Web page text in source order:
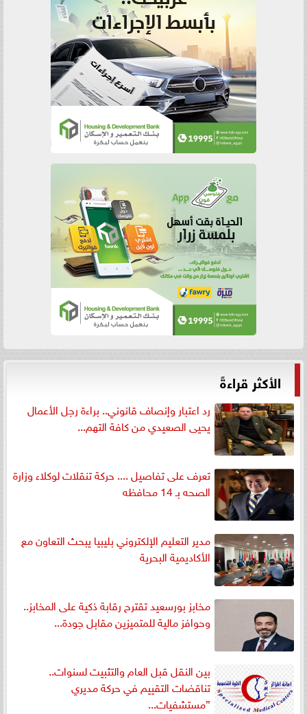
الأكثر قراءةً
رد اعتبار وإنصاف قانوني.. براءة رجل الأعمال
يحيى الصعيدي من كافة التهم...
تعرف على تفاصيل .... حركة تنقلات لوكلاء وزارة
الصحه بـ 14 محافظه
مدير التعليم الإلكتروني بليبيا يبحث التعاون مع
الأكاديمية البحرية
مخابز بورسعيد تقترح رقابة ذكية على المخابز..
وحوافز مالية للمتميزين مقابل جودة...
بين النقل قبل العام والتثبيت لسنوات..
تناقضات التقييم في حركة مديري
”مستشفيات...